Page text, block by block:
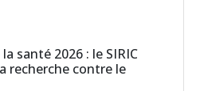
santé 2026 : le SIRIC
recherche contre le